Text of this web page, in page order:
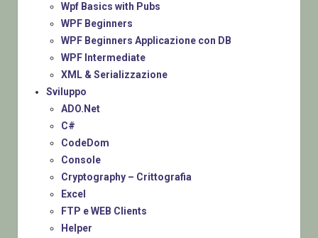
Wpf Basics with Pubs
WPF Beginners
WPF Beginners Applicazione con DB
WPF Intermediate
XML & Serializzazione
Sviluppo
ADO.Net
C#
CodeDom
Console
Cryptography – Crittografia
Excel
FTP e WEB Clients
Helper